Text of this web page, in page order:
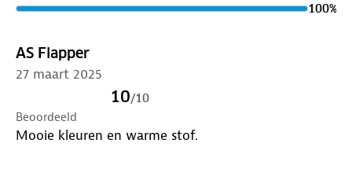
100%
AS Flapper
27 maart 2025
10/10
Beoordeeld
Mooie kleuren en warme stof.